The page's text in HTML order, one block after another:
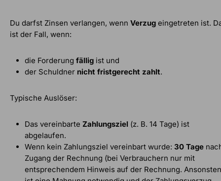
Du darfst Zinsen verlangen, wenn Verzug eingetreten ist.
ist der Fall, wenn:
die Forderung fällig ist und
der Schuldner nicht fristgerecht zahlt.
Typische Auslöser:
Das vereinbarte Zahlungsziel (z. B. 14 Tage) ist
abgelaufen.
Wenn kein Zahlungsziel vereinbart wurde: 30 Tage
Zugang der Rechnung (bei Verbrauchern nur mit
entsprechendem Hinweis auf der Rechnung. Ansonsten